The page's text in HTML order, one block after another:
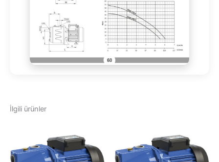
İlgili ürünler